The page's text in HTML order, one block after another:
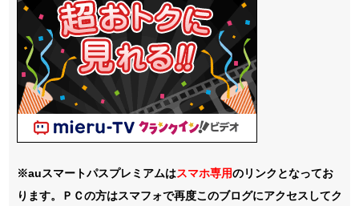
※auスマートパスプレミアムはスマホ専用のリンクとなってお
ります。ＰＣの方はスマフォで再度このブログにアクセスしてク